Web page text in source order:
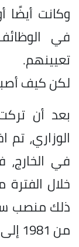
وكانت
في
تعيينهم.
لكن كيف
بعد أن
الوزاري،
في
ذلك منصب
من 1981 إلى 1984.